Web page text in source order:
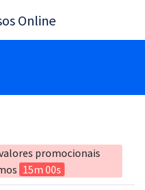
promocionais
15m 00s